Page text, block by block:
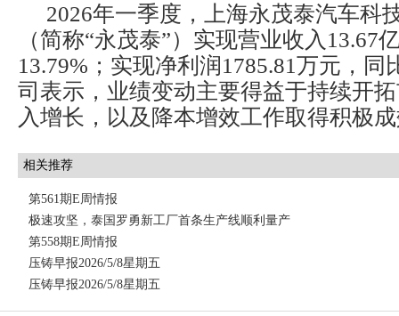
2026年一季度，上海永茂泰汽车科
（简称“永茂泰”）实现营业收入13.67
13.79%；实现净利润1785.81万元，同
司表示，业绩变动主要得益于持续开
入增长，以及降本增效工作取得积极
相关推荐
第561期E周情报
极速攻坚，泰国罗勇新工厂首条生产线顺利量产
第558期E周情报
压铸早报2026/5/8星期五
压铸早报2026/5/8星期五